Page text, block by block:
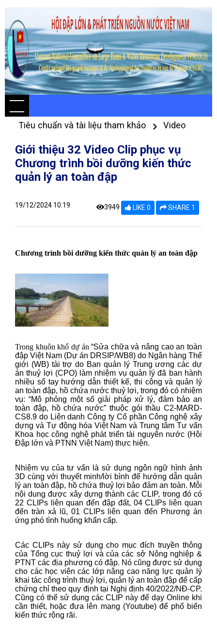
Tiêu chuẩn và tài liệu tham khảo Video
Giới thiệu 32 Video Clip phục vụ
Chương trình bồi dưỡng kiến thức
quản lý an toàn đập
19/12/2024 10:19 3949 LIKE 0 SHARE 1
Chương trình bồi dưỡng kiến thức quản lý an toàn đập
Trong khuôn khổ dự án“Sửa chữa và nâng cao an toàn
đập Việt Nam (Dự án DRSIP/WB8) do Ngân hàng Thế
giới (WB) tài trợ do Ban quản lý Trung ương các dự
án thuỷ lợi (CPO) làm nhiệm vụ quản lý đã ban hành
nhiều sổ tay hướng dẫn thiết kế, thi công và quản lý
an toàn đập, hồ chứa nước thuỷ lợi, trong đó có nhiệm
vụ: “Mô phỏng một số giải pháp xử lý, đảm bảo an
toàn đập, hồ chứa nước” thuộc gói thầu C2-MARD-
CS8.9 do Liên danh Công ty Cổ phần Công nghệ xây
dựng và Tự động hóa Việt Nam và Trung tâm Tư vấn
Khoa học công nghệ phát triển tài nguyên nước (Hội
Đập lớn và PTNN Việt Nam) thực hiện.
Nhiệm vụ của tư vấn là sử dụng ngôn ngữ hình ảnh
3D cùng với thuyết minh/lời bình để hướng dẫn quản
lý an toàn đập, hồ chứa thuỷ lợi bảo đảm an toàn. Mỗi
nội dung được xây dựng thành các CLIP, trong đó có
22 CLIPs liên quan đến đập đất, 04 CLIPs liên quan
đến tràn xả lũ, 01 CLIPs liên quan đến Phương án
ứng phó tình huống khẩn cấp.
Các CLIPs này sử dụng cho mục đích truyền thông
của Tổng cục thuỷ lợi và của các sở Nông nghiệp &
PTNT các địa phương có đập. Nó cũng được sử dụng
cho các học viên các lớp nâng cao năng lực quản lý
khai tác công trình thuỷ lợi, quản lý an toàn đập để cấp
chứng chỉ theo quy định tại Nghị định 40/2022/NĐ-CP.
Cũng có thể sử dụng các CLIP này để dạy Online khi
cần thiết, hoặc đưa lên mạng (Youtube) để phổ biến
kiến thức rộng rãi.